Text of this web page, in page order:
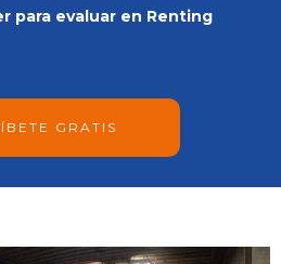
para evaluar en Renting
GRATIS